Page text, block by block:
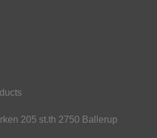
205 st.th 2750 Ballerup